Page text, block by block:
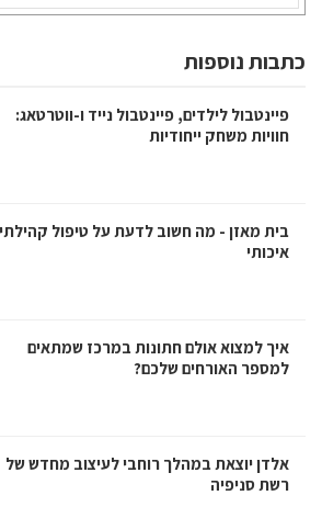
כתבות נוספות
פיינטבול לילדים, פיינטבול נייד ו-ווטרטאג:
חוויות משחק ייחודיות
בית מאזן - מה חשוב לדעת על טיפול קהילתי
איכותי
איך למצוא אולם חתונות במרכז שמתאים
למספר האורחים שלכם?
אלדן יוצאת במהלך רוחבי לעיצוב מחדש של
רשת סניפיה